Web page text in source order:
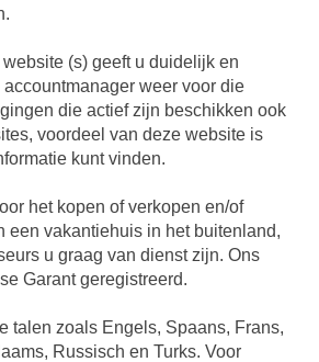
(s) geeft u duidelijk en
weer voor die
die actief zijn beschikken ook
voordeel van deze website is
kunt vinden.
het kopen of verkopen en/of
een vakantiehuis in het buitenland,
u graag van dienst zijn. Ons
Garant geregistreerd.
talen zoals Engels, Spaans, Frans,
Russisch en Turks. Voor